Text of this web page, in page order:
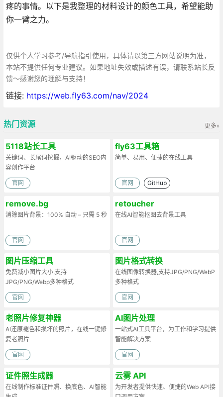
疼的事情。以下是我整理的材料设计的颜色工具，希望能助
你一臂之力。
仅供个人学习参考/导航指引使用，具体请以第三方网站说明为准，
本站不提供任何专业建议。如果地址失效或描述有误，请联系站长反
馈～感谢您的理解与支持！
链接: https://web.fly63.com/nav/2024
更多»
热门资源
5118站长工具
关键词、长尾词挖掘，AI驱动的SEO内
容创作平台
官网
fly63工具箱
简单、易用、便捷的在线工具
官网 GitHub
remove.bg
消除图片背景：100% 自动 – 只需 5 秒
官网
retoucher
在线AI智能抠图去背景工具
官网
图片压缩工具
免费减小图片大小,支持
JPG/PNG/Webp多种格式
官网
图片格式转换
在线图像转换器,支持JPG/PNG/WebP
多种格式
官网
老照片修复神器
AI还原褪色和损坏的照片，在线一键修
复老照片
官网
AI图片处理
一站式AI工具平台，为工作和学习提供
智能解决方案
官网
证件照生成器
在线制作标准证件照、换底色、AI智能
云雾 API
为开发者提供快速、便捷的Web API接